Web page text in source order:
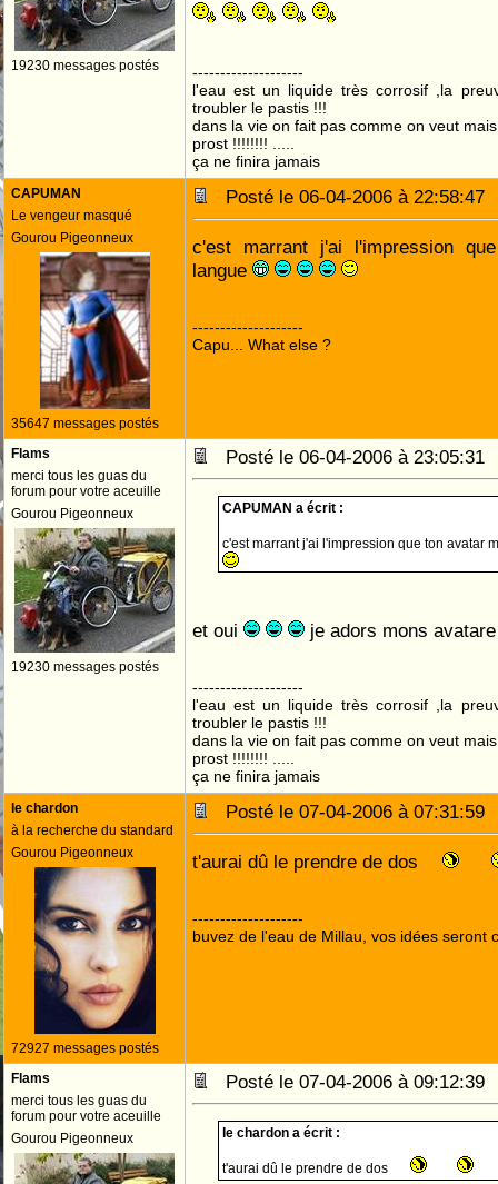
19230 messages postés
--------------------
l'eau est un liquide très corrosif ,la
troubler le pastis !!!
dans la vie on fait pas comme on veut
prost !!!!!!!! .....
ça ne finira jamais
CAPUMAN
Le vengeur masqué
Gourou Pigeonneux
35647 messages postés
Posté le 06-04-2006 à
c'est marrant j'ai l'impression
langue
--------------------
Capu... What else ?
Flams
merci tous les guas du
forum pour votre aceuille
Gourou Pigeonneux
19230 messages postés
Posté le 06-04-2006 à
CAPUMAN a écrit :
c'est marrant j'ai l'impression que ton avatar
et oui je adors mons
--------------------
l'eau est un liquide très corrosif ,la
troubler le pastis !!!
dans la vie on fait pas comme on veut
prost !!!!!!!! .....
ça ne finira jamais
le chardon
à la recherche du standard
Gourou Pigeonneux
72927 messages postés
Posté le 07-04-2006 à
t'aurai dû le prendre de dos
--------------------
buvez de l'eau de Millau, vos idées seront
Flams
merci tous les guas du
forum pour votre aceuille
Gourou Pigeonneux
Posté le 07-04-2006 à
le chardon a écrit :
t'aurai dû le prendre de dos